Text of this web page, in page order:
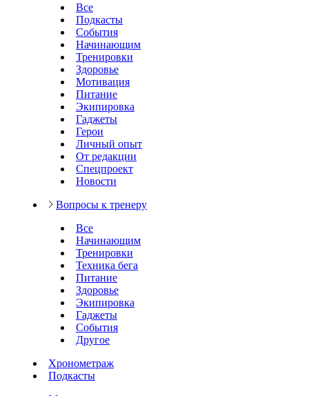
Все
Подкасты
События
Начинающим
Тренировки
Здоровье
Мотивация
Питание
Экипировка
Гаджеты
Герои
Личный опыт
От редакции
Спецпроект
Новости
Вопросы к тренеру
Все
Начинающим
Тренировки
Техника бега
Питание
Здоровье
Экипировка
Гаджеты
События
Другое
Хронометраж
Подкасты